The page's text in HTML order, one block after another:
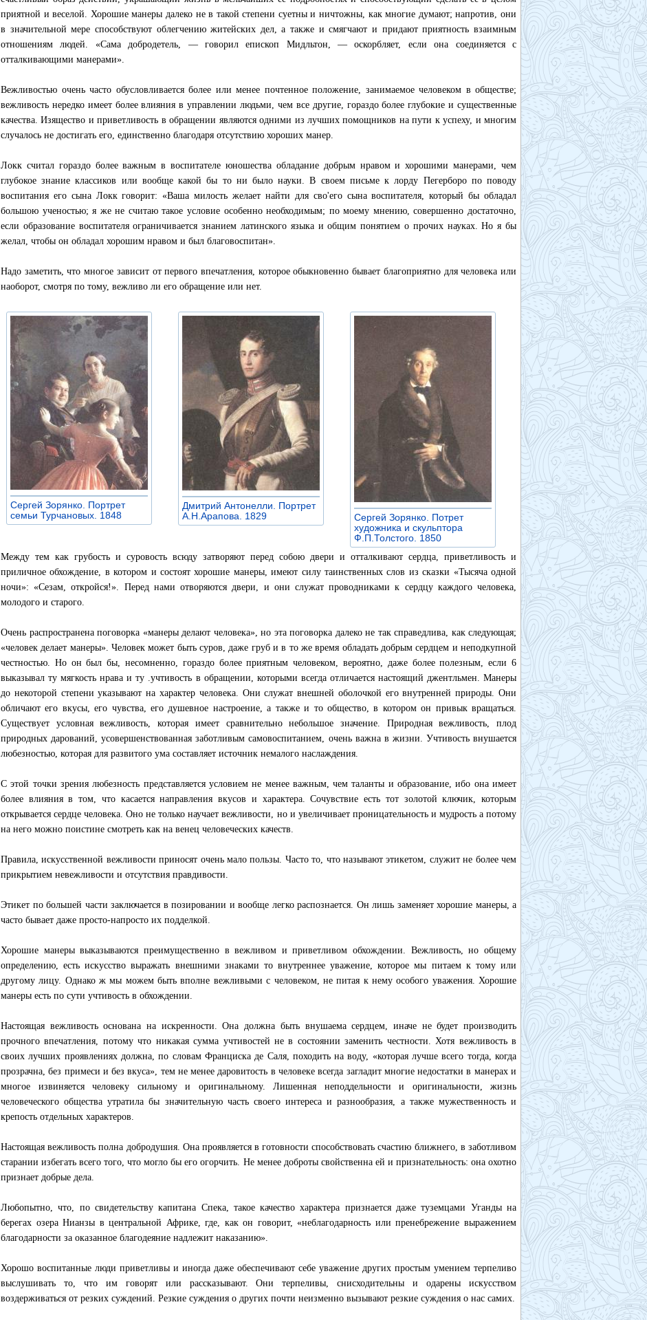
приятной и веселой. Хорошие манеры далеко не в такой степени суетны и ничтожны, как многие думают; напротив, они
в значительной мере способствуют облегчению житейских дел, а также и смягчают и придают приятность взаимным
отношениям людей. «Сама добродетель, — говорил епископ Мидльтон, — оскорбляет, если она соединяется с
отталкивающими манерами».
Вежливостью очень часто обусловливается более или менее почтенное положение, занимаемое человеком в обществе;
вежливость нередко имеет более влияния в управлении людьми, чем все другие, гораздо более глубокие и существенные
качества. Изящество и приветливость в обращении являются одними из лучших помощников на пути к успеху, и многим
случалось не достигать его, единственно благодаря отсутствию хороших манер.
Локк считал гораздо более важным в воспитателе юношества обладание добрым нравом и хорошими манерами, чем
глубокое знание классиков или вообще какой бы то ни было науки. В своем письме к лорду Пегерборо по поводу
воспитания его сына Локк говорит: «Ваша милость желает найти для сво'его сына воспитателя, который бы обладал
большою ученостью; я же не считаю такое условие особенно необходимым; по моему мнению, совершенно достаточно,
если образование воспитателя ограничивается знанием латинского языка и общим понятием о прочих науках. Но я бы
желал, чтобы он обладал хорошим нравом и был благовоспитан».
Надо заметить, что многое зависит от первого впечатления, которое обыкновенно бывает благоприятно для человека или
наоборот, смотря по тому, вежливо ли его обращение или нет.
Сергей Зорянко. Портрет
семьи Турчановых. 1848
Дмитрий Антонелли. Портрет
А.Н.Арапова. 1829
Сергей Зорянко. Потрет
художника и скульптора
Ф.П.Толстого. 1850
Между тем как грубость и суровость всюду затворяют перед собою двери и отталкивают сердца, приветливость и
приличное обхождение, в котором и состоят хорошие манеры, имеют силу таинственных слов из сказки «Тысяча одной
ночи»: «Сезам, откройся!». Перед нами отворяются двери, и они служат проводниками к сердцу каждого человека,
молодого и старого.
Очень распространена поговорка «манеры делают человека», но эта поговорка далеко не так справедлива, как следующая;
«человек делает манеры». Человек может быть суров, даже груб и в то же время обладать добрым сердцем и неподкупной
честностью. Но он был бы, несомненно, гораздо более приятным человеком, вероятно, даже более полезным, если 6
выказывал ту мягкость нрава и ту .учтивость в обращении, которыми всегда отличается настоящий джентльмен. Манеры
до некоторой степени указывают на характер человека. Они служат внешней оболочкой его внутренней природы. Они
обличают его вкусы, его чувства, его душевное настроение, а также и то общество, в котором он привык вращаться.
Существует условная вежливость, которая имеет сравнительно небольшое значение. Природная вежливость, плод
природных дарований, усовершенствованная заботливым самовоспитанием, очень важна в жизни. Учтивость внушается
любезностью, которая для развитого ума составляет источник немалого наслаждения.
С этой точки зрения любезность представляется условием не менее важным, чем таланты и образование, ибо она имеет
более влияния в том, что касается направления вкусов и характера. Сочувствие есть тот золотой ключик, которым
открывается сердце человека. Оно не только научает вежливости, но и увеличивает проницательность и мудрость а потому
на него можно поистине смотреть как на венец человеческих качеств.
Правила, искусственной вежливости приносят очень мало пользы. Часто то, что называют этикетом, служит не более чем
прикрытием невежливости и отсутствия правдивости.
Этикет по большей части заключается в позировании и вообще легко распознается. Он лишь заменяет хорошие манеры, а
часто бывает даже просто-напросто их подделкой.
Хорошие манеры выказываются преимущественно в вежливом и приветливом обхождении. Вежливость, но общему
определению, есть искусство выражать внешними знаками то внутреннее уважение, которое мы питаем к тому или
другому лицу. Однако ж мы можем быть вполне вежливыми с человеком, не питая к нему особого уважения. Хорошие
манеры есть по сути учтивость в обхождении.
Настоящая вежливость основана на искренности. Она должна быть внушаема сердцем, иначе не будет производить
прочного впечатления, потому что никакая сумма учтивостей не в состоянии заменить честности. Хотя вежливость в
своих лучших проявлениях должна, по словам Франциска де Саля, походить на воду, «которая лучше всего тогда, когда
прозрачна, без примеси и без вкуса», тем не менее даровитость в человеке всегда загладит многие недостатки в манерах и
многое извиняется человеку сильному и оригинальному. Лишенная неподдельности и оригинальности, жизнь
человеческого общества утратила бы значительную часть своего интереса и разнообразия, а также мужественность и
крепость отдельных характеров.
Настоящая вежливость полна добродушия. Она проявляется в готовности способствовать счастию ближнего, в заботливом
старании избегать всего того, что могло бы его огорчить. Не менее доброты свойственна ей и признательность: она охотно
признает добрые дела.
Любопытно, что, по свидетельству капитана Спека, такое качество характера признается даже туземцами Уганды на
берегах озера Нианзы в центральной Африке, где, как он говорит, «неблагодарность или пренебрежение выражением
благодарности за оказанное благодеяние надлежит наказанию».
Хорошо воспитанные люди приветливы и иногда даже обеспечивают себе уважение других простым умением терпеливо
выслушивать то, что им говорят или рассказывают. Они терпеливы, снисходительны и одарены искусством
воздерживаться от резких суждений. Резкие суждения о других почти неизменно вызывают резкие суждения о нас самих.